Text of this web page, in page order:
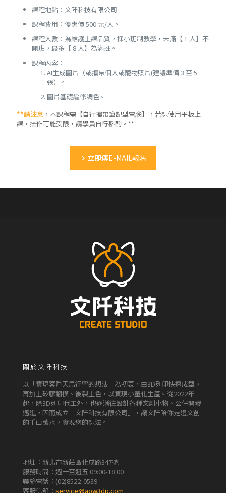
課程地點：文阡科技有限公司
課程費用：優惠價 500 元/人。
課程人數：為維護上課品質，採小班制教學，未滿【 1 人】不
開班，最多【 8 人】為滿班。
課程內容：
AI生成圖片（或攜帶個人或寵物照片(建議準備 3 至 5
張）。
圖片基礎編修調色。
**請注意 ，本課程需【自行攜帶筆記型電腦】，若想使用平板上
課，操作可能受限，請學員自行斟酌。**
立即傳E-MAIL報名
關於文阡科技
以「實現客戶天馬行空的想法」為初衷，由3D列印快速成型，
再加上矽膠翻模、後製上色，以實現小量化生產。從2022年
起，除3D列印代工外，也逐漸往設計各種文創小物、公仔開發
邁進，因而成立「文阡科技有限公司」，讓文阡陪你走過文創
的千山萬水，實現您的想法。
地址：新北市新莊區化成路347號
服務時間：週一至週五 09:00-18:00
聯絡電話： (02)8522-0539
客服信箱： service@aow3dp.com